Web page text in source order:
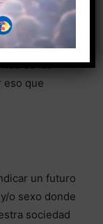
tenemos que
la igualdad
a las
de las
eso que
un futuro
o sexo donde
sociedad